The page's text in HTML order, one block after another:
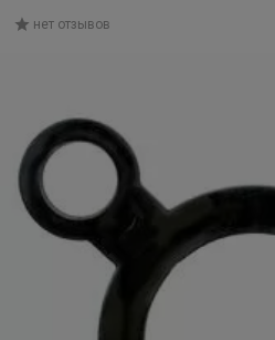
нет отзывов